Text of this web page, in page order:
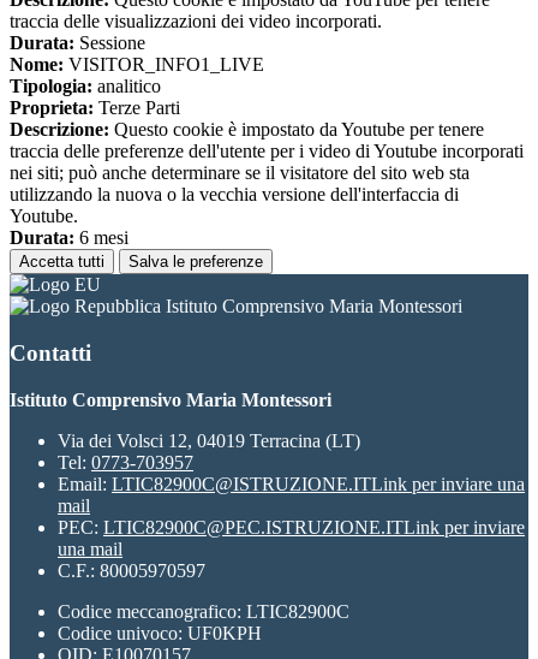
traccia delle visualizzazioni dei video incorporati.
Durata: Sessione
Nome: VISITOR_INFO1_LIVE
Tipologia: analitico
Proprieta: Terze Parti
Descrizione: Questo cookie è impostato da Youtube per tenere
traccia delle preferenze dell'utente per i video di Youtube incorporati
nei siti; può anche determinare se il visitatore del sito web sta
utilizzando la nuova o la vecchia versione dell'interfaccia di
Youtube.
Durata: 6 mesi
Accetta tutti Salva le preferenze
Istituto Comprensivo Maria Montessori
Contatti
Istituto Comprensivo Maria Montessori
Via dei Volsci 12, 04019 Terracina (LT)
Tel: 0773-703957
Email: LTIC82900C@ISTRUZIONE.ITLink per inviare una
mail
PEC: LTIC82900C@PEC.ISTRUZIONE.ITLink per inviare
una mail
C.F.: 80005970597
Codice meccanografico: LTIC82900C
Codice univoco: UF0KPH
OID: E10070157